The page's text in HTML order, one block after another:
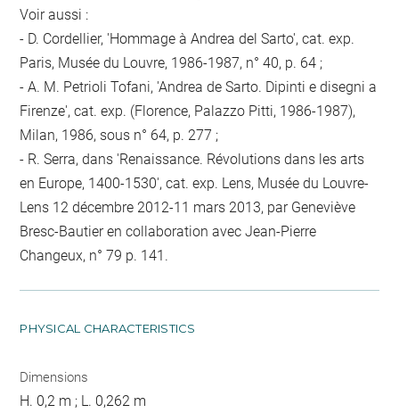
Voir aussi :
- D. Cordellier, 'Hommage à Andrea del Sarto', cat. exp.
Paris, Musée du Louvre, 1986-1987, n° 40, p. 64 ;
- A. M. Petrioli Tofani, 'Andrea de Sarto. Dipinti e disegni a
Firenze', cat. exp. (Florence, Palazzo Pitti, 1986-1987),
Milan, 1986, sous n° 64, p. 277 ;
- R. Serra, dans 'Renaissance. Révolutions dans les arts
en Europe, 1400-1530', cat. exp. Lens, Musée du Louvre-
Lens 12 décembre 2012-11 mars 2013, par Geneviève
Bresc-Bautier en collaboration avec Jean-Pierre
Changeux, n° 79 p. 141.
PHYSICAL CHARACTERISTICS
Dimensions
H. 0,2 m ; L. 0,262 m